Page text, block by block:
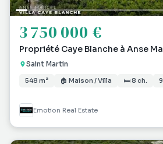
3 750 000 €
Propriété Caye Blanche à Anse
Saint Martin
548 m² 🏠 Maison / Villa 🛏 8 ch.
Emotion Real Estate